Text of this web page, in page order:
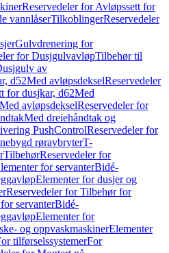
Reservedeler for Avløpssett for
vannlåserTilkoblingerReservedeler
Gulvdrenering for
for DusjgulvavløpTilbehør til
av
d52Med avløpsdekselReservedeler
for dusjkar, d62Med
Med avløpsdekselReservedeler for
Med dreiehåndtak og
PushControlReservedeler for
røravbryterT-
TilbehørReservedeler for
for servanterBidé-
Elementer for dusjer og
Reservedeler for Tilbehør for
servanterBidé-
Elementer for
og oppvaskmaskinerElementer
tilførselssystemerFor